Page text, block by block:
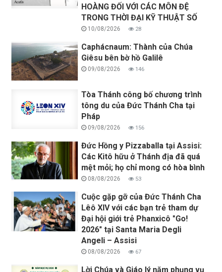
HOÀNG ĐỐI VỚI CÁC MÔN ĐỆ
TRONG THỜI ĐẠI KỸ THUẬT SỐ
10/08/2026 28
Caphácnaum: Thành của Chúa
Giêsu bên bờ hồ Galilê
09/08/2026 146
Tòa Thánh công bố chương trình
tông du của Đức Thánh Cha tại
Pháp
09/08/2026 156
Đức Hồng y Pizzaballa tại Assisi:
Các Kitô hữu ở Thánh địa đã quá
mệt mỏi; họ chỉ mong có hòa bình
08/08/2026 53
Cuộc gặp gỡ của Đức Thánh Cha
Lêô XIV với các bạn trẻ tham dự
Đại hội giới trẻ Phanxicô "Go!
2026" tại Santa Maria Degli
Angeli – Assisi
08/08/2026 67
Lời Chúa và Giáo lý năm phụng vụ